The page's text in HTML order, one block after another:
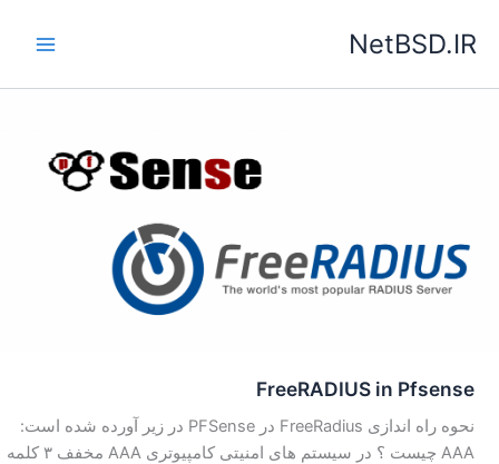
NetBSD.IR
FreeRADIUS in Pfsense
نحوه راه اندازی FreeRadius در PFSense در زیر آورده شده است:
AAA چیست ؟ در سیستم های امنیتی کامپیوتری AAA مخفف ۳ کلمه